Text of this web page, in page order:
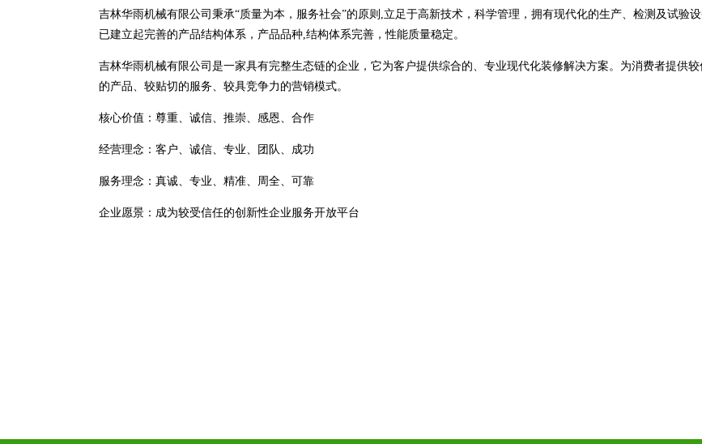
吉林华雨机械有限公司秉承“质量为本，服务社会”的原则,立足于高新技术，科学管理，拥有现代化的生产、检测及试验设
已建立起完善的产品结构体系，产品品种,结构体系完善，性能质量稳定。
吉林华雨机械有限公司是一家具有完整生态链的企业，它为客户提供综合的、专业现代化装修解决方案。为消费者提供较
的产品、较贴切的服务、较具竞争力的营销模式。
核心价值：尊重、诚信、推崇、感恩、合作
经营理念：客户、诚信、专业、团队、成功
服务理念：真诚、专业、精准、周全、可靠
企业愿景：成为较受信任的创新性企业服务开放平台